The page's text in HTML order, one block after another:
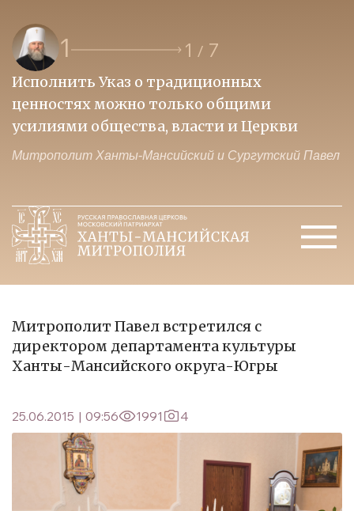
1 1 / 7
Исполнить Указ о традиционных
ценностях можно только общими
усилиями общества, власти и Церкви
Митрополит Ханты-Мансийский и Сургутский Павел
Митрополит Павел встретился с
директором департамента культуры
Ханты-Мансийского округа-Югры
25.06.2015 | 09:56 1991 4